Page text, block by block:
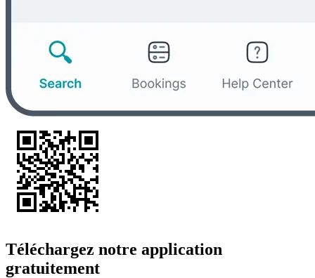
Téléchargez notre application
gratuitement